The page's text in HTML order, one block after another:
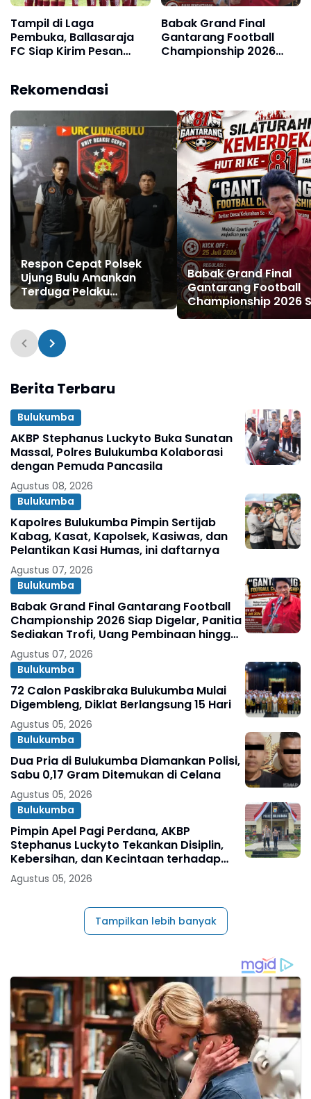
Tampil di Laga
Pembuka, Ballasaraja
FC Siap Kirim Pesan
Sempurna di Piala
Kemerdekaan
Bulukumpa 2026
Babak Grand Final
Gantarang Football
Championship 2026
Penghargaan Individu
Rekomendasi
Respon Cepat Polsek
Ujung Bulu Amankan
Terduga Pelaku
Penyebaran Konten
Babak Grand Final
Gantarang Football
Championship 2026
Digelar, Panitia
Berita Terbaru
Bulukumba
AKBP Stephanus Luckyto Buka Sunatan
Massal, Polres Bulukumba Kolaborasi
dengan Pemuda Pancasila
Agustus 08, 2026
Bulukumba
Kapolres Bulukumba Pimpin Sertijab
Kabag, Kasat, Kapolsek, Kasiwas, dan
Pelantikan Kasi Humas, ini daftarnya
Agustus 07, 2026
Bulukumba
Babak Grand Final Gantarang Football
Championship 2026 Siap Digelar, Panitia
Sediakan Trofi, Uang Pembinaan hingga
Penghargaan Individu
Agustus 07, 2026
Bulukumba
72 Calon Paskibraka Bulukumba Mulai
Digembleng, Diklat Berlangsung 15 Hari
Agustus 05, 2026
Bulukumba
Dua Pria di Bulukumba Diamankan Polisi,
Sabu 0,17 Gram Ditemukan di Celana
Agustus 05, 2026
Bulukumba
Pimpin Apel Pagi Perdana, AKBP
Stephanus Luckyto Tekankan Disiplin,
Kebersihan, dan Kecintaan terhadap
Organisasi
Agustus 05, 2026
Tampilkan lebih banyak